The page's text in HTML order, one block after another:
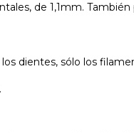
de 1,1mm.
dientes, sólo los